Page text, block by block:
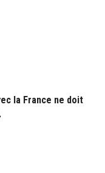
la France ne doit